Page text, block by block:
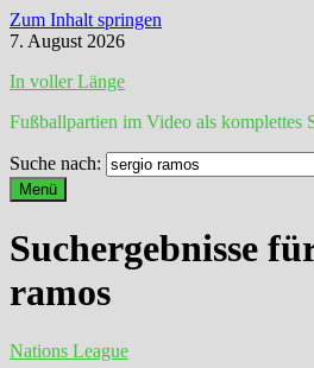
Zum Inhalt springen
7. August 2026
In voller Länge
Fußballpartien im Video als komplettes
Suche nach:
Menü
Suchergebnisse
ramos
Nations League